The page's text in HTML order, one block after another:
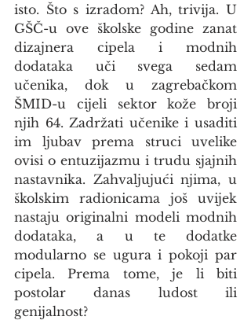
isto. Što s izradom? Ah, trivija. U
GŠČ-u ove školske godine zanat
dizajnera cipela i modnih
dodataka uči svega sedam
učenika, dok u zagrebačkom
ŠMID-u cijeli sektor kože broji
njih 64. Zadržati učenike i usaditi
im ljubav prema struci uvelike
ovisi o entuzijazmu i trudu sjajnih
nastavnika. Zahvaljujući njima, u
školskim radionicama još uvijek
nastaju originalni modeli modnih
dodataka, a u te dodatke
modularno se ugura i pokoji par
cipela. Prema tome, je li biti
postolar danas ludost ili
genijalnost?